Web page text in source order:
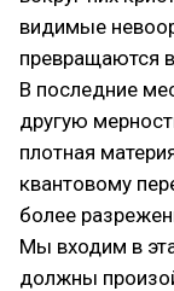
видимые
превращаются
В последние
другую
плотная
квантовому
более
Мы входим в
должны